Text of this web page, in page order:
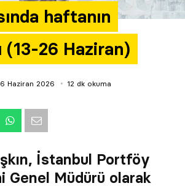
haftanın
(13-26 Haziran)
Haziran 2026 12 dk okuma
İstanbul Portföy
Genel Müdürü olarak